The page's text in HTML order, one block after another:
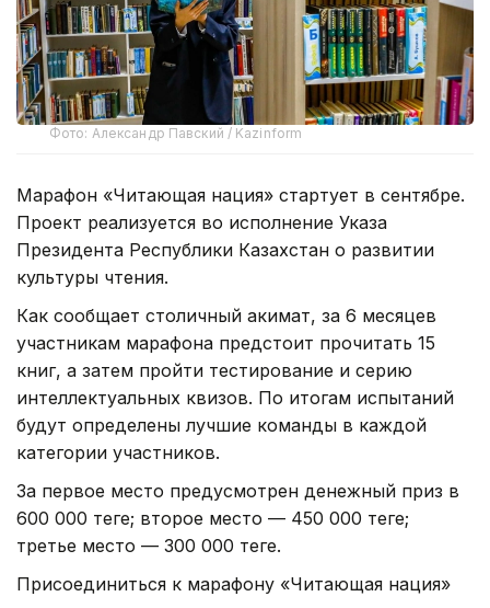
Фото: Александр Павский / Kazinform
Марафон «Читающая нация» стартует в сентябре.
Проект реализуется во исполнение Указа
Президента Республики Казахстан о развитии
культуры чтения.
Как сообщает столичный акимат, за 6 месяцев
участникам марафона предстоит прочитать 15
книг, а затем пройти тестирование и серию
интеллектуальных квизов. По итогам испытаний
будут определены лучшие команды в каждой
категории участников.
За первое место предусмотрен денежный приз в
600 000 теңге; второе место — 450 000 теңге;
третье место — 300 000 теңге.
Присоединиться к марафону «Читающая нация»